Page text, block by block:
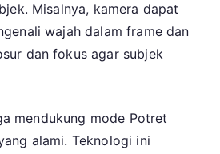
Misalnya, kamera dapat
wajah dalam frame dan
dan fokus agar subjek
mendukung mode Potret
alami. Teknologi ini